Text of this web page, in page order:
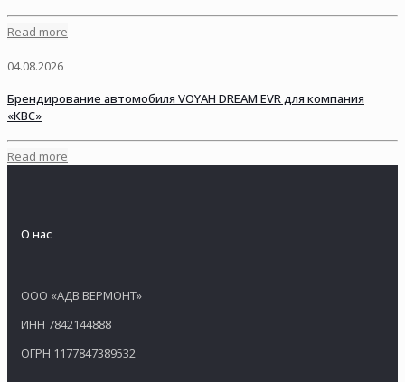
Read more
04.08.2026
Брендирование автомобиля VOYAH DREAM EVR для компания
«КВС»
Read more
О нас
ООО «АДВ ВЕРМОНТ»
ИНН 7842144888
ОГРН 1177847389532